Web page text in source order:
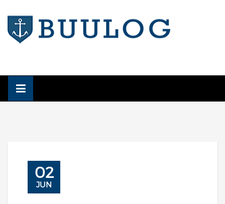
content
02
JUN